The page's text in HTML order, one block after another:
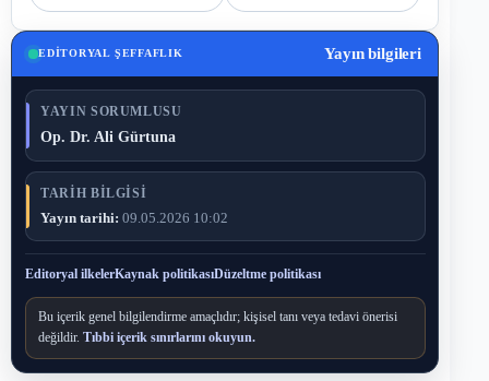
EDITORYAL ŞEFFAFLIK Yayın bilgileri
YAYIN SORUMLUSU
Op. Dr. Ali Gürtuna
TARIH BILGISI
Yayın tarihi: 09.05.2026 10:02
Editoryal ilkelerKaynak politikasıDüzeltme politikası
Bu içerik genel bilgilendirme amaçlıdır; kişisel tanı veya tedavi önerisi
değildir. Tıbbi içerik sınırlarını okuyun.